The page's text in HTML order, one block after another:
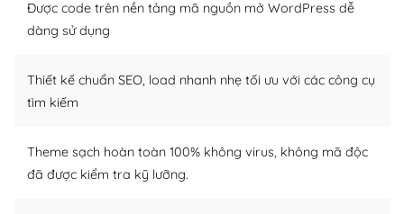
tìm kiếm chúng trên Internet hoặc nhờ chuyên gia.
– Sở hữu một cộng đồng lớn, sẵn sàng hỗ trợ
khổng lồ được kiểm duyệt bởi các nhân viên và những
người cuồng tín WordPress.
Được code trên nền tảng mã nguồn mở WordPress dễ
dàng sử dụng
Thiết kế chuẩn SEO, load nhanh nhẹ tối ưu với các công cụ
tìm kiếm
Theme sạch hoàn toàn 100% không virus, không mã độc
đã được kiểm tra kỹ lưỡng.